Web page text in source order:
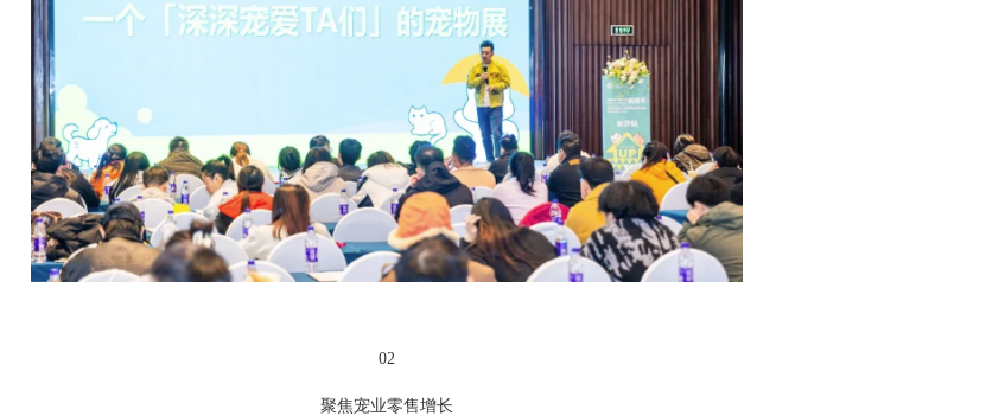
02
聚焦宠业零售增长